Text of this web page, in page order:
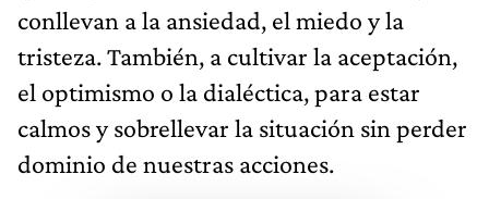
conllevan a la ansiedad, el miedo y la
tristeza. También, a cultivar la aceptación,
el optimismo o la dialéctica, para estar
calmos y sobrellevar la situación sin perder
dominio de nuestras acciones.